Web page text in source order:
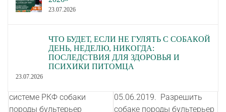
монопородных выставках
титулах НКП Сиба.
титулах НКП Сиба.
О снятии запрета на
системе РКФ собаки
породы бультерьер
Отменить решение
Выставочной комиссии
РКФ по вопросу № 10
05.06.2019. Разрешить
собаке породы бультерьер
23.07.2026
ЧТО БУДЕТ, ЕСЛИ НЕ ГУЛЯТЬ С СОБАКОЙ
ДЕНЬ, НЕДЕЛЮ, НИКОГДА:
ПОСЛЕДСТВИЯ ДЛЯ ЗДОРОВЬЯ И
ПСИХИКИ ПИТОМЦА
23.07.2026